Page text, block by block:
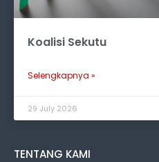
Koalisi Sekutu
Selengkapnya »
29 July 2026
TENTANG KAMI